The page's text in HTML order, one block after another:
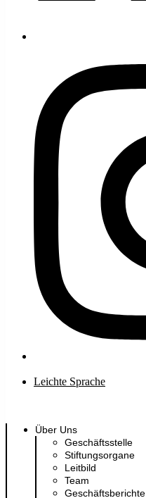
Leichte Sprache
Über Uns
Geschäftsstelle
Stiftungsorgane
Leitbild
Team
Geschäftsberichte